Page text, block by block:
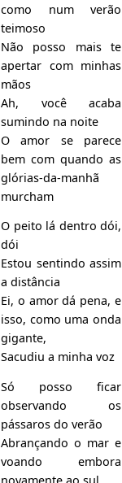
como num verão
teimoso
Não posso mais te
apertar com minhas
mãos
Ah, você acaba
sumindo na noite
O amor se parece
bem com quando as
glórias-da-manhã
murcham
O peito lá dentro dói,
dói
Estou sentindo assim
a distância
Ei, o amor dá pena, e
isso, como uma onda
gigante,
Sacudiu a minha voz
Só posso ficar
observando os
pássaros do verão
Abrançando o mar e
voando embora